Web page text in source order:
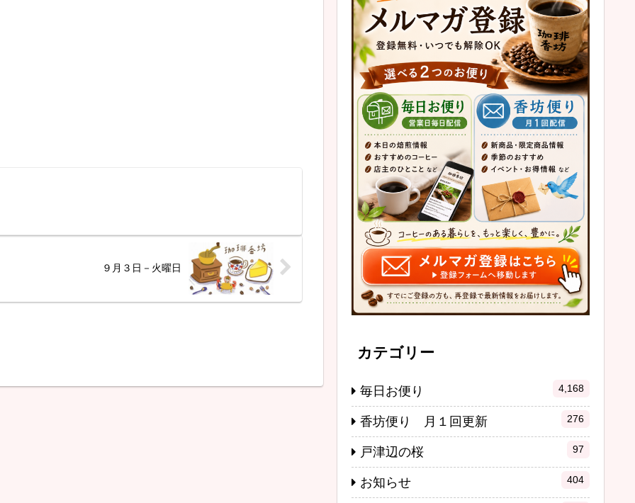
９月３日－火曜日
カテゴリー
毎日お便り 4,168
香坊便り 月１回更新 276
戸津辺の桜 97
お知らせ 404